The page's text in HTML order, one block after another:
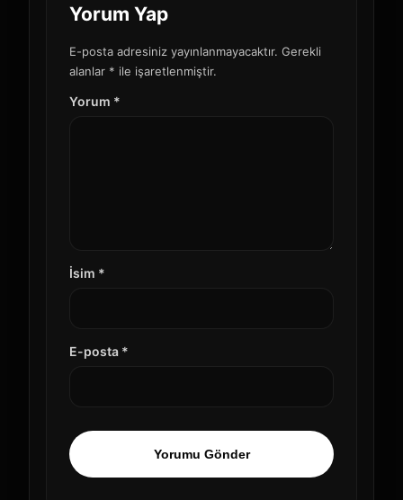
Yorum Yap
E-posta adresiniz yayınlanmayacaktır. Gerekli
alanlar * ile işaretlenmiştir.
Yorum *
İsim *
E-posta *